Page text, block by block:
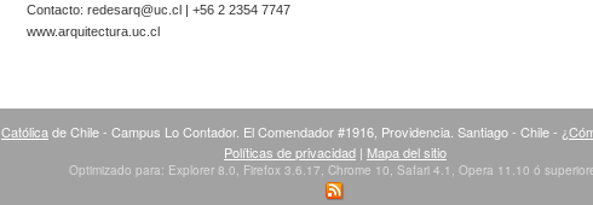
Contacto: redesarq@uc.cl | +56 2 2354 7747
www.arquitectura.uc.cl
Católica de Chile - Campus Lo Contador. El Comendador #1916, Providencia. Santiago - Chile -
Políticas de privacidad | Mapa del sitio
Optimizado para: Explorer 8.0, Firefox 3.6.17, Chrome 10, Safari 4.1, Opera 11.10 ó